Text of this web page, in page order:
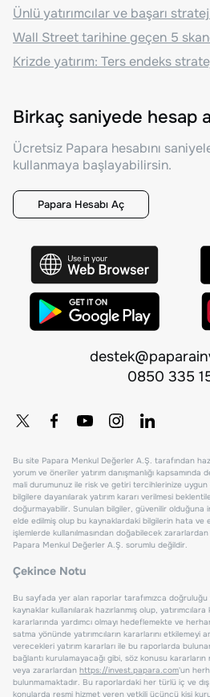
Ünlü yatırımcılar ve başarı
Wall Street tarihine geçen 5
Krizde yatırım: Ters endeks
Birkaç saniyede hesap
Ücretsiz Papara hesabını
kullanmaya başlayabilirsin.
Papara Hesabı Aç
0850 335
Bu site Papara Menkul Değerler A.Ş. tarafından
yorum ve öneriler yatırım danışmanlığı
mali durumunuz ile risk ve getiri tercihlerinize
bilgilere dayanılarak yatırım kararı verilmesi
doğurmayabilir. Sunulan bilgiler, güvenilir olduğuna
elde edilmiş olup bu kaynaklardaki bilgilerin hata ve
işlemlerde kullanılmasından doğabilecek
Papara Menkul Değerler A.Ş. sorumlu değildir.
Çekince Notu
Bu sayfada yer alan raporlar tarafımızca
kaynaklar kullanılarak hazırlanmış olup,
kararlarında yardımcı olmayı hedeflemekte ve
satma yönünde yatırımcıların kararlarını etkilemeyi
verecekleri yatırım kararları ile bu raporlarda
bağlantı kurulamayacağı gibi, söz konusu kararların
veya zararlardan https://invest.papara.com'un
bulunmamaktadır. Bu raporlardaki her türlü iç ve
konularda resmi hizmet veren yetkili üçüncü kişi